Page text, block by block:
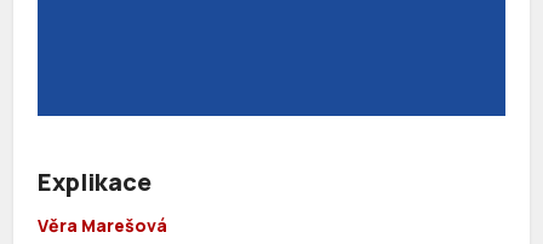
Explikace
Věra Marešová